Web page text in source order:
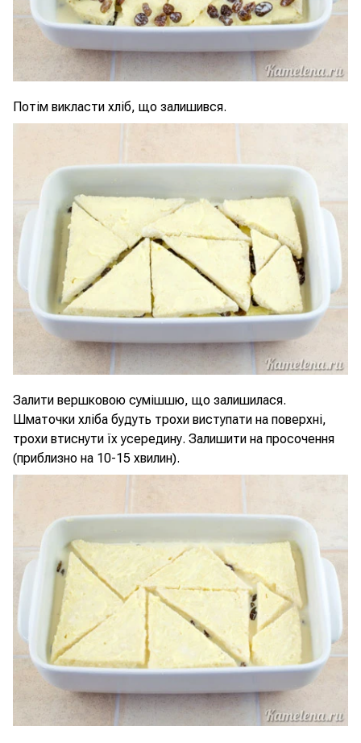
Потім викласти хліб, що залишився.
Залити вершковою сумішшю, що залишилася.
Шматочки хліба будуть трохи виступати на поверхні,
трохи втиснути їх усередину. Залишити на просочення
(приблизно на 10-15 хвилин).